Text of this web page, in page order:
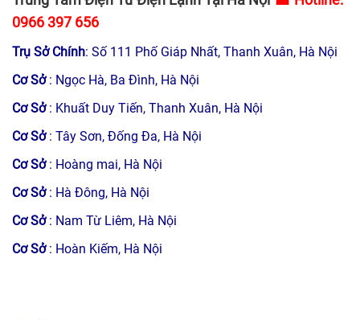
0966 397 656
Trụ Sở Chính: Số 111 Phố Giáp Nhất, Thanh Xuân, Hà Nội
Cơ Sở : Ngọc Hà, Ba Đình, Hà Nội
Cơ Sở : Khuất Duy Tiến, Thanh Xuân, Hà Nội
Cơ Sở : Tây Sơn, Đống Đa, Hà Nội
Cơ Sở: Hoàng mai, Hà Nội
Cơ Sở : Hà Đông, Hà Nội
Cơ Sở : Nam Từ Liêm, Hà Nội
Cơ Sở : Hoàn Kiếm, Hà Nội